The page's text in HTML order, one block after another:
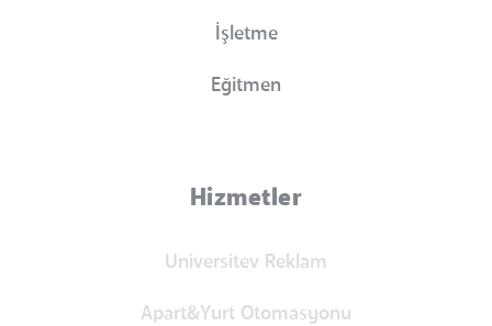
İşletme
Eğitmen
Hizmetler
Universitev Reklam
Apart&Yurt Otomasyonu